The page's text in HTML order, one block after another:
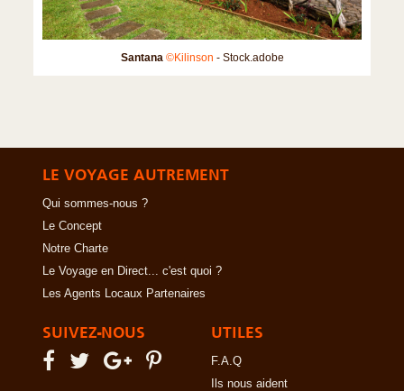
Santana ©Kilinson - Stock.adobe
LE VOYAGE AUTREMENT
Qui sommes-nous ?
Le Concept
Notre Charte
Le Voyage en Direct... c'est quoi ?
Les Agents Locaux Partenaires
SUIVEZ-NOUS UTILES
F.A.Q
Ils nous aident